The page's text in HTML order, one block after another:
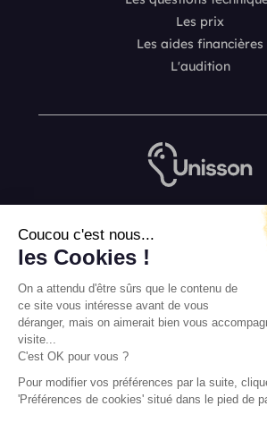
Coucou c'est nous...
les Cookies !
On a attendu d'être sûrs que le contenu de
ce site vous intéresse avant de vous
déranger, mais on aimerait bien vous
visite...
C'est OK pour vous ?
Pour modifier vos préférences par la suite,
'Préférences de cookies' situé dans le pied de
Les prix
Les aides financières
L'audition
L’équipe de rédaction
Conditions Générales de